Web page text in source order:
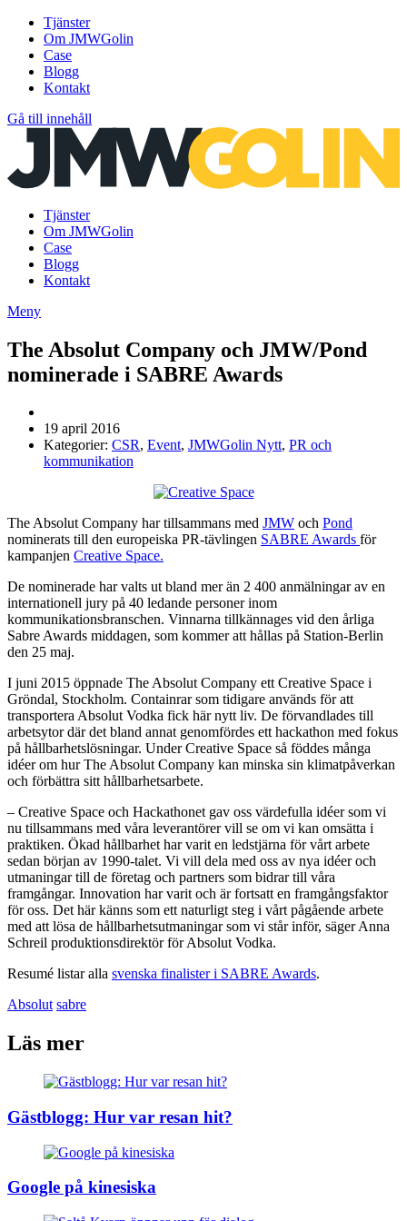
Tjänster
Om JMWGolin
Case
Blogg
Kontakt
Gå till innehåll
Tjänster
Om JMWGolin
Case
Blogg
Kontakt
Meny
The Absolut Company och JMW/Pond
nominerade i SABRE Awards
19 april 2016
Kategorier: CSR, Event, JMWGolin Nytt, PR och
kommunikation
The Absolut Company har tillsammans med JMW och Pond
nominerats till den europeiska PR-tävlingen SABRE Awards för
kampanjen Creative Space.
De nominerade har valts ut bland mer än 2 400 anmälningar av en
internationell jury på 40 ledande personer inom
kommunikationsbranschen. Vinnarna tillkännages vid den årliga
Sabre Awards middagen, som kommer att hållas på Station-Berlin
den 25 maj.
I juni 2015 öppnade The Absolut Company ett Creative Space i
Gröndal, Stockholm. Containrar som tidigare används för att
transportera Absolut Vodka fick här nytt liv. De förvandlades till
arbetsytor där det bland annat genomfördes ett hackathon med fokus
på hållbarhetslösningar. Under Creative Space så föddes många
idéer om hur The Absolut Company kan minska sin klimatpåverkan
och förbättra sitt hållbarhetsarbete.
– Creative Space och Hackathonet gav oss värdefulla idéer som vi
nu tillsammans med våra leverantörer vill se om vi kan omsätta i
praktiken. Ökad hållbarhet har varit en ledstjärna för vårt arbete
sedan början av 1990-talet. Vi vill dela med oss av nya idéer och
utmaningar till de företag och partners som bidrar till våra
framgångar. Innovation har varit och är fortsatt en framgångsfaktor
för oss. Det här känns som ett naturligt steg i vårt pågående arbete
med att lösa de hållbarhetsutmaningar som vi står inför, säger Anna
Schreil produktionsdirektör för Absolut Vodka.
Resumé listar alla svenska finalister i SABRE Awards.
Absolut sabre
Läs mer
Gästblogg: Hur var resan hit?
Google på kinesiska